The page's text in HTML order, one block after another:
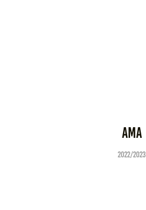
AMA
2022/2023